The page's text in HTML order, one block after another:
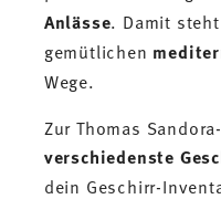
Anlässe. Damit
gemütlichen
Wege.
Zur Thomas
verschiedenste
dein Geschirr-